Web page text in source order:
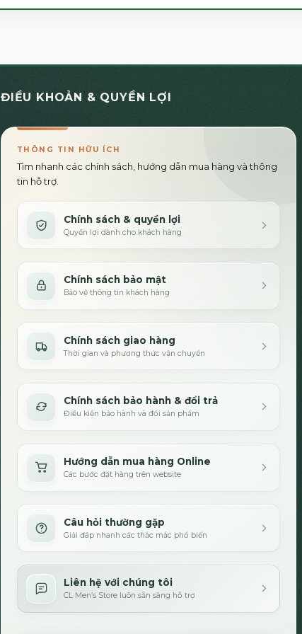
ĐIỀU KHOẢN & QUYỀN LỢI
THÔNG TIN HỮU ÍCH
Tìm nhanh các chính sách, hướng dẫn mua hàng và thông
tin hỗ trợ.
Chính sách & quyền lợi
Quyền lợi dành cho khách hàng
Chính sách bảo mật
Bảo vệ thông tin khách hàng
Chính sách giao hàng
Thời gian và phương thức vận chuyển
Chính sách bảo hành & đổi trả
Điều kiện bảo hành và đổi sản phẩm
Hướng dẫn mua hàng Online
Các bước đặt hàng trên website
Câu hỏi thường gặp
Giải đáp nhanh các thắc mắc phổ biến
Liên hệ với chúng tôi
CL Men’s Store luôn sẵn sàng hỗ trợ